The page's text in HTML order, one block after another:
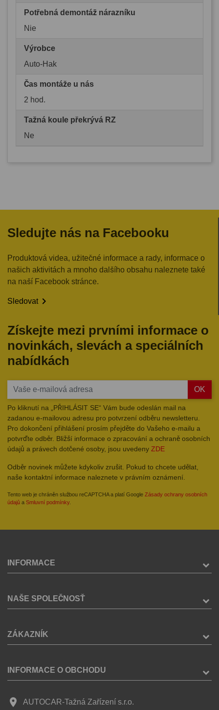
Potřebná demontáž nárazníku
Nie
Výrobce
Auto-Hak
Čas montáže u nás
2 hod.
Tažná koule překrývá RZ
Ne
Sledujte nás na Facebooku
Produktová videa, užitečné informace a rady, informace o
našich aktivitách a mnoho dalšího obsahu naleznete také
na naší Facebook stránce.
Sledovat
Získejte mezi prvními informace o
novinkách, slevách a speciálních
nabídkách
OK
Po kliknutí na „PŘIHLÁSIT SE“ Vám bude odeslán mail na
zadanou e-mailovou adresu pro potvrzení odběru newsletteru.
Pro dokončení přihlášení prosím přejděte do Vašeho e-mailu a
potvrďte odběr. Bližší informace o zpracování a ochraně osobních
údajů a právech dotčené osoby, jsou uvedeny ZDE
Odběr novinek můžete kdykoliv zrušit. Pokud to chcete udělat,
naše kontaktní informace naleznete v právním oznámení.
Tento web je chráněn službou reCAPTCHA a platí Google Zásady ochrany osobních
údajů a Smluvní podmínky.
INFORMACE
NAŠE SPOLEČNOSŤ
ZÁKAZNÍK
INFORMACE O OBCHODU
place AUTOCAR-Tažná Zařízení s.r.o.